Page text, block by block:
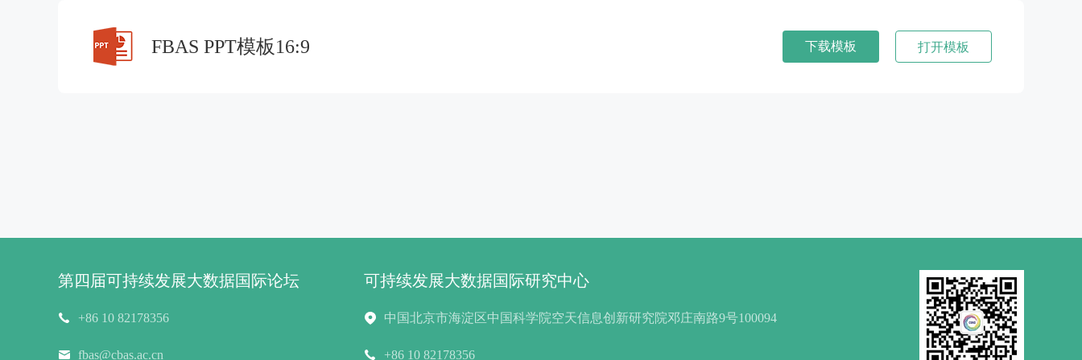
FBAS PPT模板16:9 下载模板 打开模板
第四届可持续发展大数据国际论坛
+86 10 82178356
fbas@cbas.ac.cn
可持续发展大数据国际研究中心
中国北京市海淀区中国科学院空天信息创新研究院邓庄南路9号100094
+86 10 82178356